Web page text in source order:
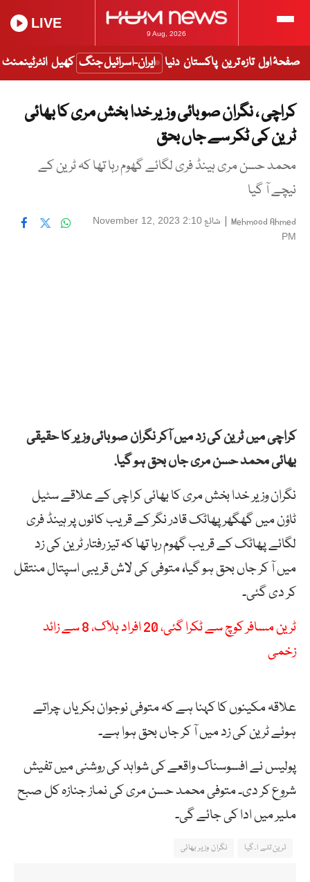
9 Aug, 2026
LIVE
صفحۂ اول تازہ ترین پاکستان دنیا ایران-اسرائیل جنگ کھیل انٹرٹینمنٹ
کراچی ، نگران صوبائی وزیر خدا بخش مری کا بھائی
ٹرین کی ٹکر سے جاں بحق
محمد حسن مری ہینڈ فری لگائے گھوم رہا تھا کہ ٹرین کے
نیچے آ گیا
Mehmood Ahmed
| شائعNovember 12, 2023 2:10
PM
کراچی میں ٹرین کی زد میں آکر نگران صوبائی وزیر کا حقیقی
بھائی محمد حسن مری جاں بحق ہو گیا.
نگران وزیر خدا بخش مری کا بھائی کراچی کے علاقے سٹیل
ٹاؤن میں گھگھر پھاٹک قادر نگر کے قریب کانوں پر ہینڈ فری
لگائے پھاٹک کے قریب گھوم رہا تھا کہ تیز رفتار ٹرین کی زد
میں آ کر جاں بحق ہو گیا،متوفی کی لاش قریبی اسپتال منتقل
کر دی گئی۔
ٹرین مسافر کوچ سے ٹکرا گئی، 20 افراد ہلاک، 8 سے زائد
زخمی
علاقہ مکینوں کا کہنا ہے کہ متوفی نوجوان بکریاں چراتے
ہوئے ٹرین کی زد میں آ کر جاں بحق ہوا ہے۔
پولیس نے افسوسناک واقعے کی شواہد کی روشنی میں تفیش
شروع کر دی۔ متوفی محمد حسن مری کی نماز جنازہ کل صبح
ملیر میں ادا کی جائے گی۔
ٹرین تلے ا ٓ گیا نگران وزیر بھائی